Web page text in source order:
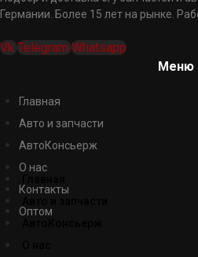
Германии. Более 15 лет на рынке.
Vk Telegram Whatsapp
Меню
Главная
Авто и запчасти
АвтоКонсьерж
О нас
Контакты
Оптом